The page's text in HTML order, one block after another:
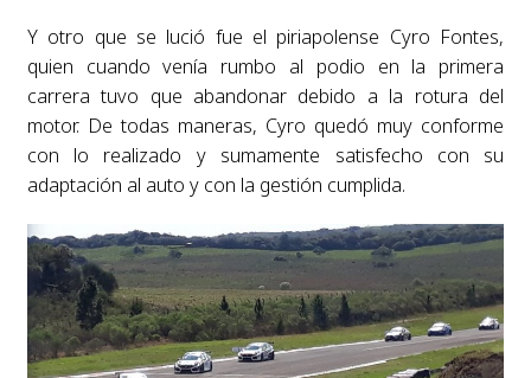
Y otro que se lució fue el piriapolense Cyro Fontes,
quien cuando venía rumbo al podio en la primera
carrera tuvo que abandonar debido a la rotura del
motor. De todas maneras, Cyro quedó muy conforme
con lo realizado y sumamente satisfecho con su
adaptación al auto y con la gestión cumplida.